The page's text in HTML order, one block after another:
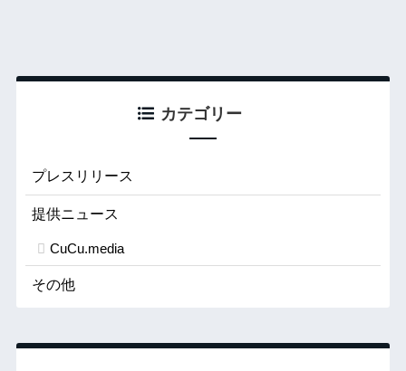
カテゴリー
プレスリリース
提供ニュース
CuCu.media
その他